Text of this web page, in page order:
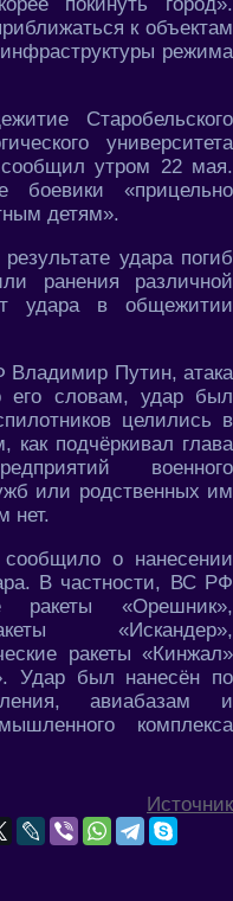
к объектам
режима
Старобельского
университета
утром 22 мая.
боевики «прицельно
детям».
удара погиб
ранения различной
удара в общежитии
Владимир Путин, атака
словам, удар был
целились в
подчёркивал глава
военного
или родственных им
нет.
о нанесении
В частности, ВС РФ
ракеты «Орешник»,
«Искандер»,
ракеты «Кинжал»
Удар был нанесён по
авиабазам и
комплекса
Источник